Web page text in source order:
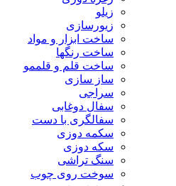
زیلو
زیورسازی
ساخت ابزار و مواد
ساخت رنگها
ساخت قلم و قلممو
ساز سازی
سراجی
سفال دوغابی
سفالگری با دست
سکمه دوزی
سکه دوزی
سنگ تراشی
سوخت روی چوب